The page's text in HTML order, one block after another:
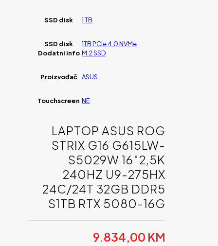
SSD disk 1 TB
SSD disk
Dodatni info
1TB PCIe 4.0 NVMe
M.2 SSD
Proizvođač ASUS
Touchscreen NE
LAPTOP ASUS ROG
STRIX G16 G615LW-
S5029W 16″2,5K
240HZ U9-275HX
24C/24T 32GB DDR5
S1TB RTX 5080-16G
9.834,00 KM